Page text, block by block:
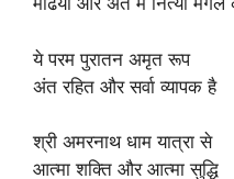
ये परम पुरातन अमृत रूप
अंत रहित और सर्वा व्यापक है
श्री अमरनाथ धाम यात्रा से
आत्मा शक्ति और आत्मा सुद्धि